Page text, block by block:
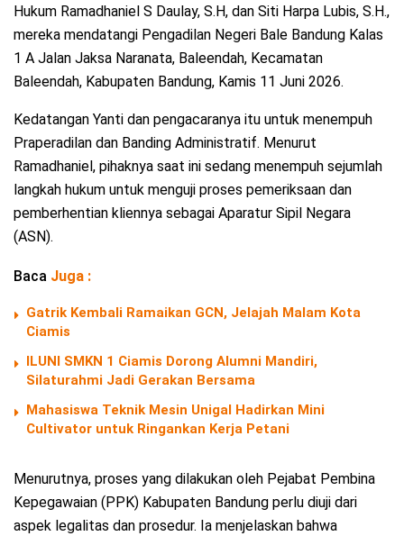
Hukum Ramadhaniel S Daulay, S.H, dan Siti Harpa Lubis, S.H.,
mereka mendatangi Pengadilan Negeri Bale Bandung Kalas
1 A Jalan Jaksa Naranata, Baleendah, Kecamatan
Baleendah, Kabupaten Bandung, Kamis 11 Juni 2026.
Kedatangan Yanti dan pengacaranya itu untuk menempuh
Praperadilan dan Banding Administratif. Menurut
Ramadhaniel, pihaknya saat ini sedang menempuh sejumlah
langkah hukum untuk menguji proses pemeriksaan dan
pemberhentian kliennya sebagai Aparatur Sipil Negara
(ASN).
Baca Juga :
Gatrik Kembali Ramaikan GCN, Jelajah Malam Kota
Ciamis
ILUNI SMKN 1 Ciamis Dorong Alumni Mandiri,
Silaturahmi Jadi Gerakan Bersama
Mahasiswa Teknik Mesin Unigal Hadirkan Mini
Cultivator untuk Ringankan Kerja Petani
Menurutnya, proses yang dilakukan oleh Pejabat Pembina
Kepegawaian (PPK) Kabupaten Bandung perlu diuji dari
aspek legalitas dan prosedur. Ia menjelaskan bahwa